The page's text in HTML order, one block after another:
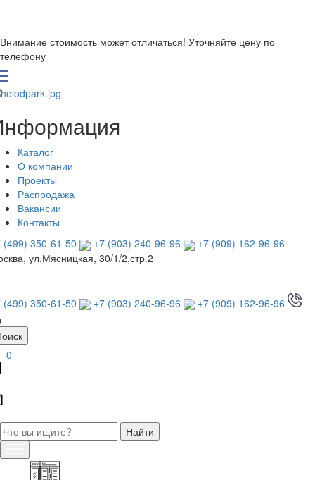
Внимание стоимость может отличаться! Уточняйте цену по
телефону
Каталог
О компании
Проекты
Распродажа
Вакансии
Контакты
(499) 350-61-50
+7 (903) 240-96-96
+7 (909) 162-96-96
ул.Мясницкая, 30/1/2,стр.2
(499) 350-61-50 +7 (903) 240-96-96 +7 (909) 162-96-96
0